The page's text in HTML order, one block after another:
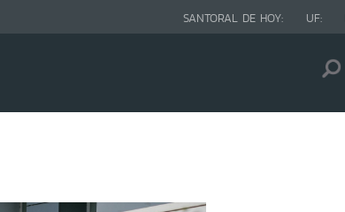
SANTORAL DE HOY: UF: